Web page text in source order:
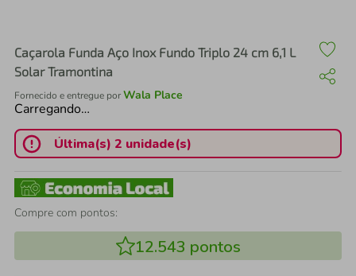
Caçarola Funda Aço Inox Fundo Triplo 24 cm 6,1 L
Solar Tramontina
Fornecido e entregue porWala Place
Carregando…
Última(s) 2 unidade(s)
Compre com pontos:
12.543 pontos